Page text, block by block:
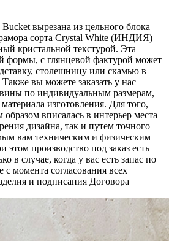
вырезана из цельного блока
сорта Crystal White (ИНДИЯ)
кристальной текстурой. Эта
формы, с глянцевой фактурой может
столешницу или скамью в
вы можете заказать у нас
по индивидуальным размерам,
изготовления. Для того,
вписалась в интерьер места
дизайна, так и путем точного
вам техническим и физическим
этом производство под заказ есть
в случае, когда у вас есть запас по
момента согласования всех
и подписания Договора